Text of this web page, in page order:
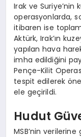
Irak ve Suriye’nin
operasyonlarda,
itibaren ise
Aktürk, Irak’ın
yapılan hava
imha edildiğini
Pençe-Kilit
tespit edilerek
ele geçirildi.
Hudut
MSB’nin